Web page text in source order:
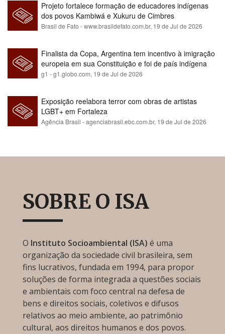
Projeto fortalece formação de educadores indígenas
dos povos Kambiwá e Xukuru de Cimbres
Brasil de Fato - www.brasildefato.com.br, 19 de Jul de 2026
Finalista da Copa, Argentina tem incentivo à imigração
europeia em sua Constituição e foi de país indígena
para maioria branca
g1 - g1.globo.com, 19 de Jul de 2026
Exposição reelabora terror com obras de artistas
LGBT+ em Fortaleza
Agência Brasil - agenciabrasil.ebc.com.br, 19 de Jul de 2026
SOBRE O ISA
O Instituto Socioambiental (ISA) é uma
organização da sociedade civil brasileira, sem
fins lucrativos, fundada em 1994, para propor
soluções de forma integrada a questões sociais
e ambientais com foco central na defesa de
bens e direitos sociais, coletivos e difusos
relativos ao meio ambiente, ao patrimônio
cultural, aos direitos humanos e dos povos.